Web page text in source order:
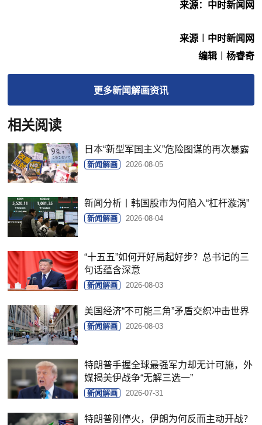
来源：中时新闻网
来源︱中时新闻网
编辑︱杨睿奇
更多新闻解画资讯
相关阅读
日本“新型军国主义”危险图谋的再次暴露
新闻解画 2026-08-05
新闻分析丨韩国股市为何陷入“杠杆漩涡”
新闻解画 2026-08-04
“十五五”如何开好局起好步？总书记的三
句话蕴含深意
新闻解画 2026-08-03
美国经济“不可能三角”矛盾交织冲击世界
新闻解画 2026-08-03
特朗普手握全球最强军力却无计可施，外
媒揭美伊战争“无解三选一”
新闻解画 2026-07-31
特朗普刚停火，伊朗为何反而主动开战？